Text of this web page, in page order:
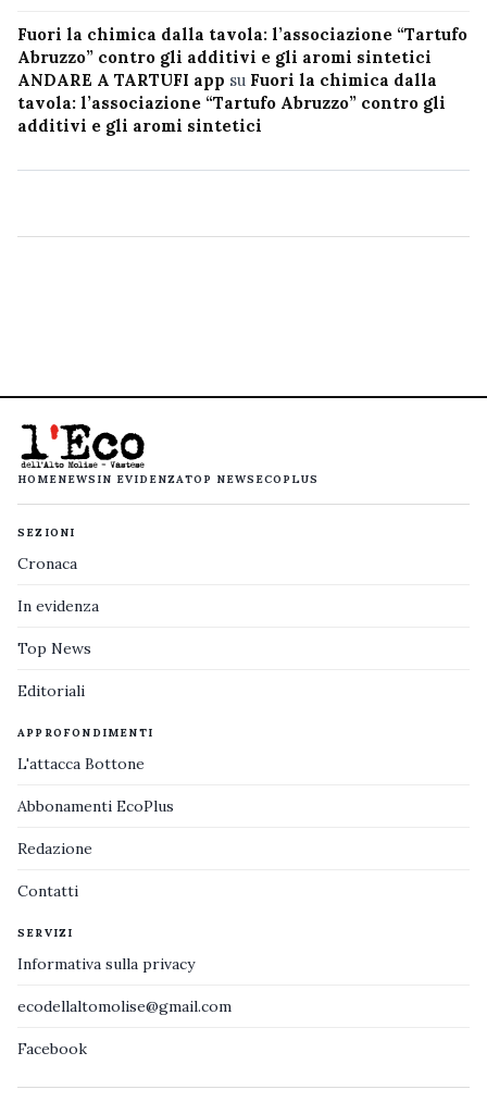
Fuori la chimica dalla tavola: l’associazione “Tartufo
Abruzzo” contro gli additivi e gli aromi sintetici
ANDARE A TARTUFI app su Fuori la chimica dalla
tavola: l’associazione “Tartufo Abruzzo” contro gli
additivi e gli aromi sintetici
HOMENEWS IN EVIDENZATOP NEWS ECOPLUS
SEZIONI
Cronaca
In evidenza
Top News
Editoriali
APPROFONDIMENTI
L'attacca Bottone
Abbonamenti EcoPlus
Redazione
Contatti
SERVIZI
Informativa sulla privacy
ecodellaltomolise@gmail.com
Facebook